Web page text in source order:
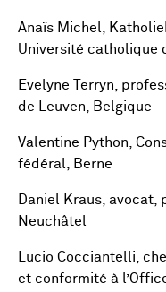
Anaïs Michel,
Université catholique
Evelyne Terryn,
de Leuven, Belgique
Valentine Python,
fédéral, Berne
Daniel Kraus, avocat,
Neuchâtel
Lucio Cocciantelli,
et conformité à